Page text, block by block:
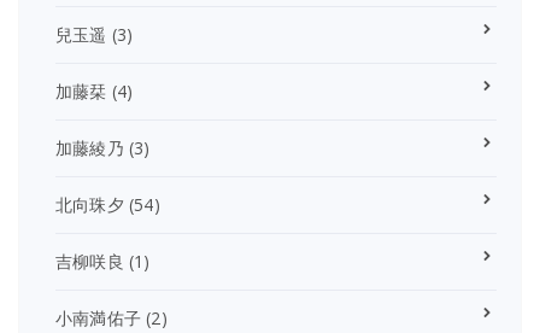
兒玉遥 (3)
加藤栞 (4)
加藤綾乃 (3)
北向珠夕 (54)
吉柳咲良 (1)
小南満佑子 (2)